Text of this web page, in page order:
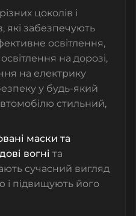
різних цоколів і
які забезпечують
освітлення,
на дорозі,
на електрику
у будь-який
стильний,
маски та
вогні та
сучасний вигляд
і підвищують його